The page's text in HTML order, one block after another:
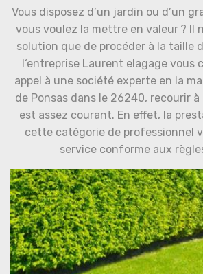
Vous disposez d’un jardin ou d’un
vous voulez la mettre en valeur ? Il
solution que de procéder à la taille
l‘entreprise Laurent elagage vous
appel à une société experte en la
de Ponsas dans le 26240, recourir
est assez courant. En effet, la
cette catégorie de professionnel
service conforme aux